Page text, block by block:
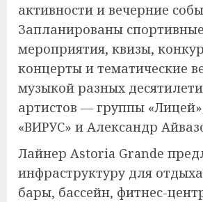
активности и вечерние
Запланированы спортивные
мероприятия, квизы,
концерты и тематические
музыкой разных
артистов — группы
«ВИРУС» и Александр
Лайнер Astoria Grande
инфраструктуру для
бары, бассейн, фитнес-